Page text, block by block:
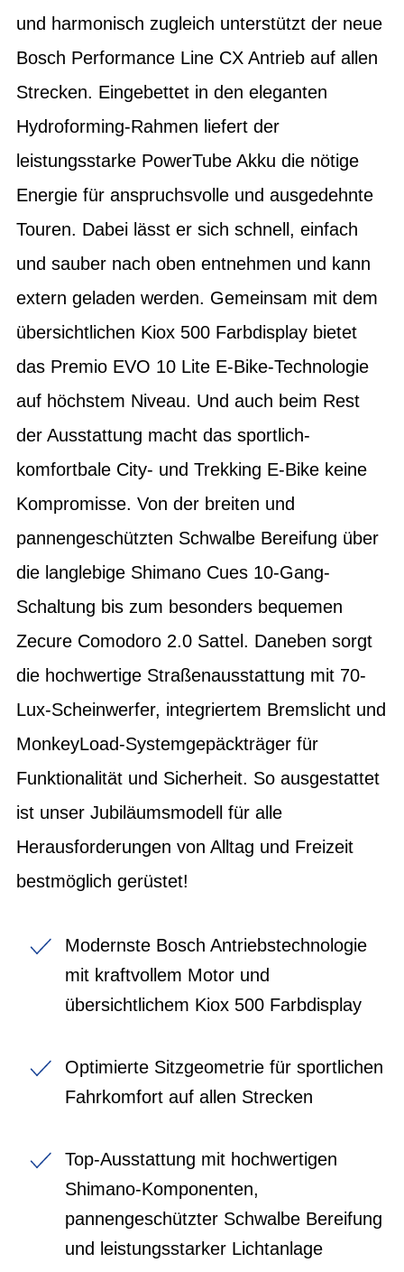
und harmonisch zugleich unterstützt der neue
Bosch Performance Line CX Antrieb auf allen
Strecken. Eingebettet in den eleganten
Hydroforming-Rahmen liefert der
leistungsstarke PowerTube Akku die nötige
Energie für anspruchsvolle und ausgedehnte
Touren. Dabei lässt er sich schnell, einfach
und sauber nach oben entnehmen und kann
extern geladen werden. Gemeinsam mit dem
übersichtlichen Kiox 500 Farbdisplay bietet
das Premio EVO 10 Lite E-Bike-Technologie
auf höchstem Niveau. Und auch beim Rest
der Ausstattung macht das sportlich-
komfortbale City- und Trekking E-Bike keine
Kompromisse. Von der breiten und
pannengeschützten Schwalbe Bereifung über
die langlebige Shimano Cues 10-Gang-
Schaltung bis zum besonders bequemen
Zecure Comodoro 2.0 Sattel. Daneben sorgt
die hochwertige Straßenausstattung mit 70-
Lux-Scheinwerfer, integriertem Bremslicht und
MonkeyLoad-Systemgepäckträger für
Funktionalität und Sicherheit. So ausgestattet
ist unser Jubiläumsmodell für alle
Herausforderungen von Alltag und Freizeit
bestmöglich gerüstet!
Modernste Bosch Antriebstechnologie
mit kraftvollem Motor und
übersichtlichem Kiox 500 Farbdisplay
Optimierte Sitzgeometrie für sportlichen
Fahrkomfort auf allen Strecken
Top-Ausstattung mit hochwertigen
Shimano-Komponenten,
pannengeschützter Schwalbe Bereifung
und leistungsstarker Lichtanlage